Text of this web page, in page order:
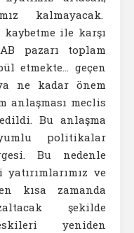
kalmayacak.
kaybetme ile karşı
pazarı toplam
etmekte… geçen
ne kadar önem
anlaşması meclis
Bu anlaşma
politikalar
Bu nedenle
ve
kısa zamanda
şekilde
yeniden